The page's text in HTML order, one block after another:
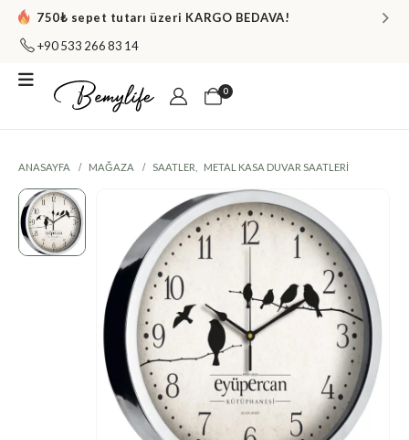
750₺ sepet tutarı üzeri KARGO BEDAVA!
+90 533 266 83 14
0
ANASAYFA MAĞAZA SAATLER METAL KASA DUVAR SAATLERI